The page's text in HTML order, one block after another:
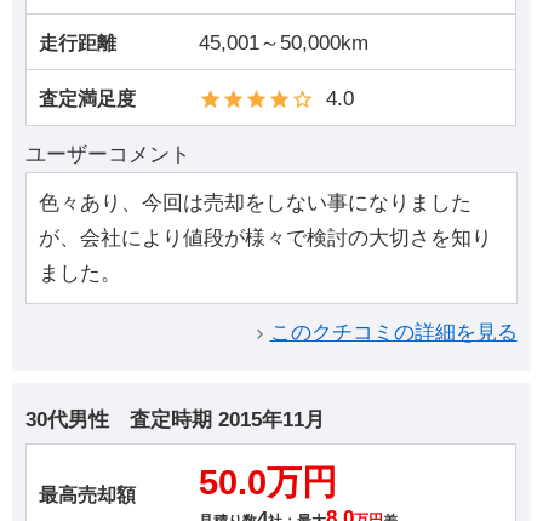
走行距離 45,001～50,000km
査定満足度 4.0
ユーザーコメント
色々あり、今回は売却をしない事になりました
が、会社により値段が様々で検討の大切さを知り
ました。
このクチコミの詳細を見る
30代男性 査定時期 2015年11月
最高売却額 50.0万円